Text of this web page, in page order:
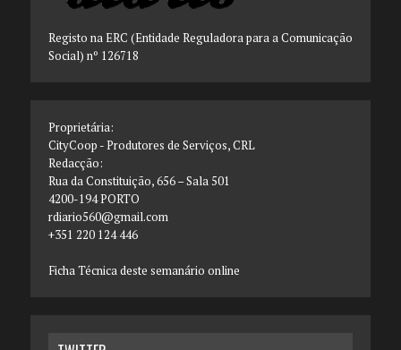
Registo na ERC (Entidade Reguladora para a Comunicação
Social) nº 126718
Proprietária:
CityCoop - Produtores de Serviços, CRL
Redacção:
Rua da Constituição, 656 – Sala 501
4200-194 PORTO
rdiario560@gmail.com
+351 220 124 446
Ficha Técnica deste semanário online